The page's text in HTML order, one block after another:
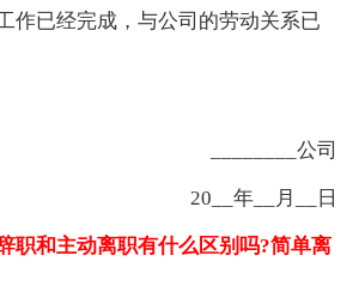
作已经完成，与公司的劳动关系已
________公司
20__年__月__日
职和主动离职有什么区别吗?简单离